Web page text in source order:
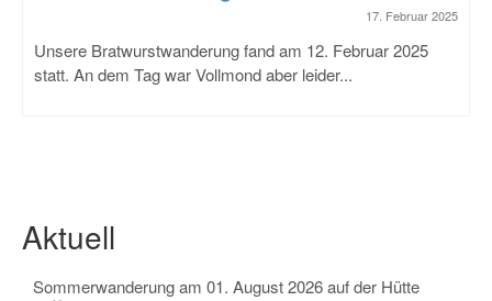
17. Februar 2025
Unsere Bratwurstwanderung fand am 12. Februar 2025
statt. An dem Tag war Vollmond aber leider...
Aktuell
Sommerwanderung am 01. August 2026 auf der Hütte